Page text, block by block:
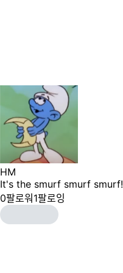
HM
It's the smurf smurf smurf!
0팔로워 1팔로잉